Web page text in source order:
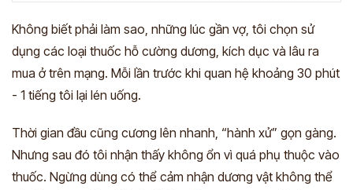
Không biết phải làm sao, những lúc gần vợ, tôi chọn sử
dụng các loại thuốc hỗ cường dương, kích dục và lâu ra
mua ở trên mạng. Mỗi lần trước khi quan hệ khoảng 30 phút
- 1 tiếng tôi lại lén uống.
Thời gian đầu cũng cương lên nhanh, “hành xử” gọn gàng.
Nhưng sau đó tôi nhận thấy không ổn vì quá phụ thuộc vào
thuốc. Ngừng dùng có thể cảm nhận dương vật không thể